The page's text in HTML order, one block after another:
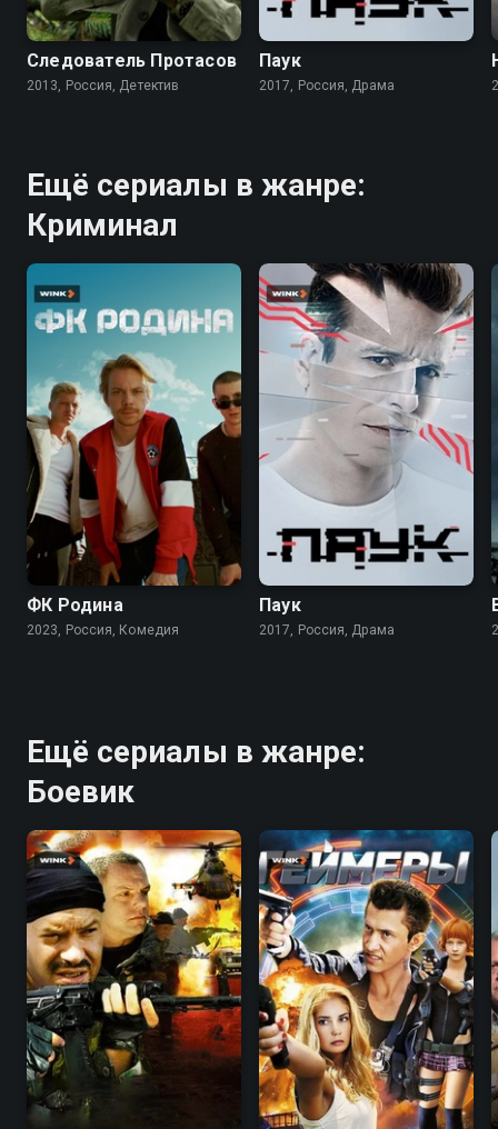
7.5
Следователь Протасов
2013, Россия, Детектив
7.1
Паук
2017, Россия, Драма
Ещё сериалы в жанре:
Криминал
6.8
ФК Родина
2023, Россия, Комедия
7.1
Паук
2017, Россия, Драма
Ещё сериалы в жанре:
Боевик
5.7 6.0 4.2